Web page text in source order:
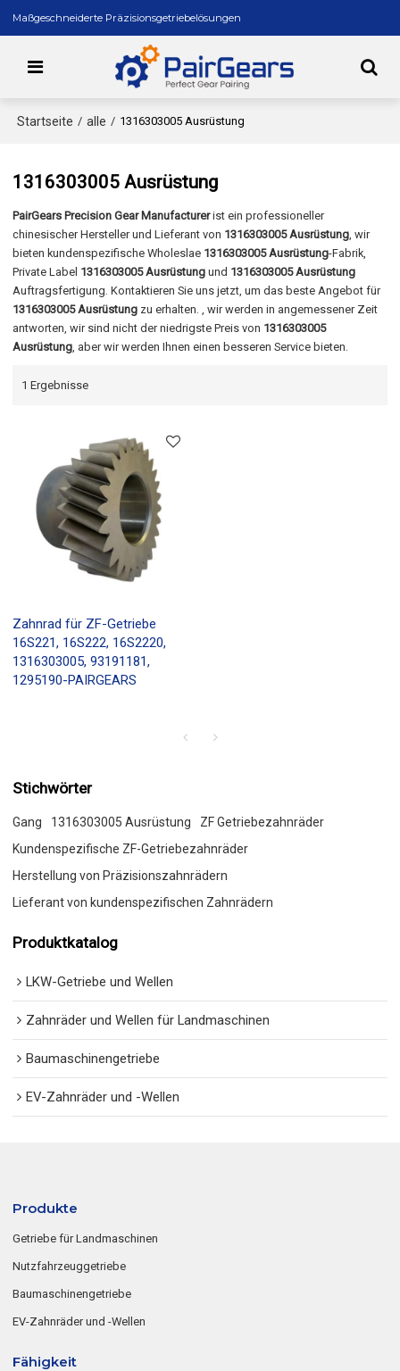
Maßgeschneiderte Präzisionsgetriebelösungen
Startseite / alle / 1316303005 Ausrüstung
1316303005 Ausrüstung
PairGears Precision Gear Manufacturerist ein professioneller
chinesischer Hersteller und Lieferant von 1316303005 Ausrüstung, wir
bieten kundenspezifische Wholeslae 1316303005 Ausrüstung-Fabrik,
Private Label 1316303005 Ausrüstung und 1316303005 Ausrüstung
Auftragsfertigung. Kontaktieren Sie uns jetzt, um das beste Angebot für
1316303005 Ausrüstung zu erhalten. , wir werden in angemessener Zeit
antworten, wir sind nicht der niedrigste Preis von 1316303005
Ausrüstung, aber wir werden Ihnen einen besseren Service bieten.
1 Ergebnisse
Zahnrad für ZF-Getriebe
16S221, 16S222, 16S2220,
1316303005, 93191181,
1295190-PAIRGEARS
Stichwörter
Gang 1316303005 Ausrüstung
ZF Getriebezahnräder
Kundenspezifische ZF-Getriebezahnräder
Herstellung von Präzisionszahnrädern
Lieferant von kundenspezifischen Zahnrädern
Produktkatalog
LKW-Getriebe und Wellen
Zahnräder und Wellen für Landmaschinen
Baumaschinengetriebe
EV-Zahnräder und -Wellen
Produkte
Getriebe für Landmaschinen
Nutzfahrzeuggetriebe
Baumaschinengetriebe
EV-Zahnräder und -Wellen
Fähigkeit